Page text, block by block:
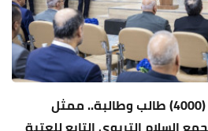
بالفيديو: يتسع لاكثر من (4000) طالب وطالبة.. ممثل